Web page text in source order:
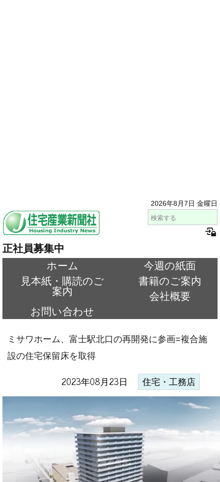
2026年8月7日 金曜日
正社員募集中
ホーム
今週の紙面
見本紙・購読のご
案内
書籍のご案内
会社概要
お問い合わせ
ミサワホーム、富士駅北口の再開発に参画=複合施
設の住宅保留床を取得
2023年08月23日 住宅・工務店